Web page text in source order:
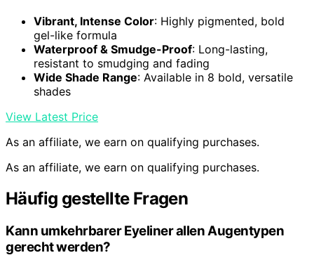
Vibrant, Intense Color: Highly pigmented, bold
gel-like formula
Waterproof & Smudge-Proof: Long-lasting,
resistant to smudging and fading
Wide Shade Range: Available in 8 bold, versatile
shades
View Latest Price
As an affiliate, we earn on qualifying purchases.
As an affiliate, we earn on qualifying purchases.
Häufig gestellte Fragen
Kann umkehrbarer Eyeliner allen Augentypen
gerecht werden?